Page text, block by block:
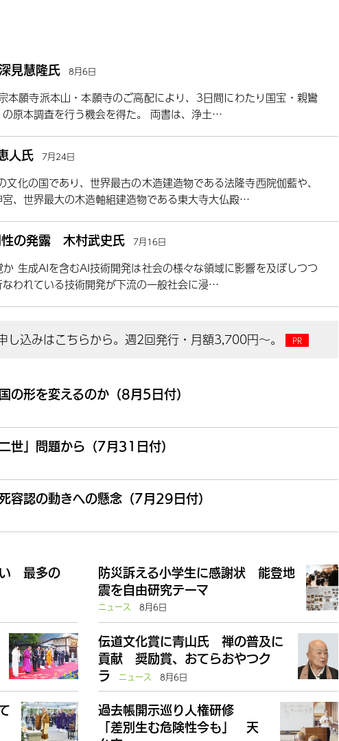
見慧隆氏 8月6日
願寺派本山・本願寺のご高配により、3日間にわたり国宝・親鸞
原本調査を行う機会を得た。 両書は、浄土…
人氏 7月24日
化の国であり、世界最古の木造建造物である法隆寺西院伽藍や、
、世界最大の木造軸組建造物である東大寺大仏殿…
性の発露 木村武史氏 7月16日
生成AIを含むAI技術開発は社会の様々な領域に影響を及ぼしつつ
われている技術開発が下流の一般社会に浸…
し込みはこちらから。週2回発行・月額3,700円～。
の形を変えるのか（8月5日付）
世」問題から（7月31日付）
容認の動きへの懸念（7月29日付）
最多の
防災訴える小学生に感謝状 能登地
震を自由研究テーマ
ニュース
8月6日
伝道文化賞に青山氏 禅の普及に
貢献 奨励賞、おてらおやつク
ラ
ニュース 8月6日
過去帳開示巡り人権研修
「差別生む危険性今も」 天